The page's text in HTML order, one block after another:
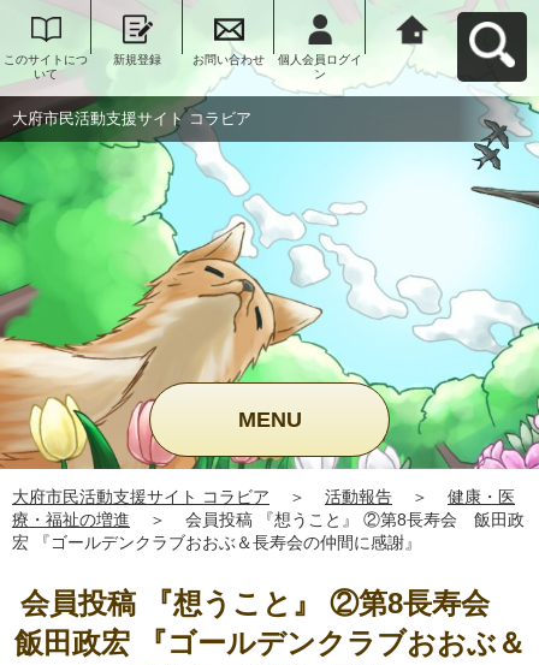
このサイトにつ
いて
新規登録 お問い合わせ
個人会員ログイ
ン
大府市民活動支
援サイト コラビ
アへ戻る
大府市民活動支援サイト コラビア
MENU
大府市民活動支援サイト コラビア ＞ 活動報告 ＞
健康・医
療・福祉の増進
＞
会員投稿 『想うこと』 ②第8長寿会 飯田政
宏 『ゴールデンクラブおおぶ＆長寿会の仲間に感謝』
会員投稿 『想うこと』 ②第8長寿会
飯田政宏 『ゴールデンクラブおおぶ＆